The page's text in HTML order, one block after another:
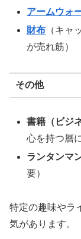
アームウォ
財布 （キャ
が売れ筋）
その他
書籍（ビジ
心を持つ層
ランタンマ
要）
特定の趣味やラ
気があります。